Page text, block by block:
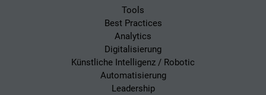
Tools
Best Practices
Analytics
Digitalisierung
Künstliche Intelligenz / Robotic
Automatisierung
Leadership